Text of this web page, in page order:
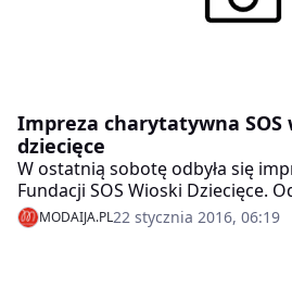
Impreza charytatywna SOS
dziecięce
W ostatnią sobotę odbyła się
Fundacji SOS Wioski Dziecięce.
kalendarza w którym wystąpili
kobietami polskiego biznesu.
MODAIJA.PL22 stycznia 2016, 06:19